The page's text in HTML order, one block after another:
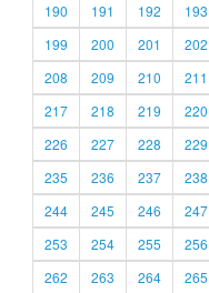
190
191 192 193
199
200 201 202
208
209 210 211
217
218 219 220
226
227 228 229
235
236 237 238
244
245 246 247
253
254 255 256
262
263 264 265